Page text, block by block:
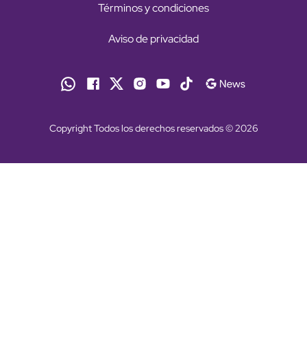
Términos y condiciones
Aviso de privacidad
Copyright Todos los derechos reservados © 2026